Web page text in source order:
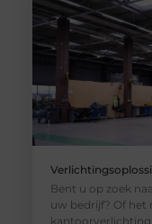
Bent u op zoek
uw bedrijf? Of het